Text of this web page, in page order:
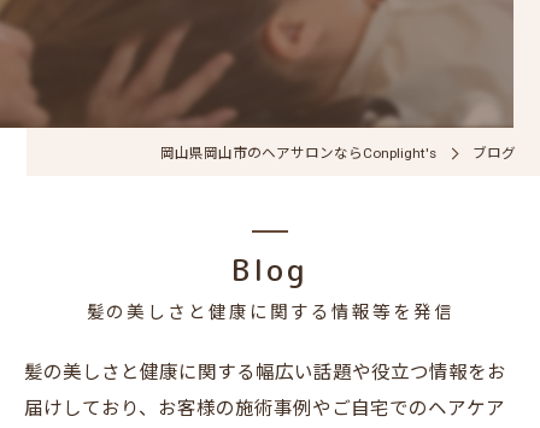
岡山県岡山市のヘアサロンならConplight's ブログ
Blog
髪の美しさと健康に関する情報等を発信
髪の美しさと健康に関する幅広い話題や役立つ情報をお
届けしており、お客様の施術事例やご自宅でのヘアケア